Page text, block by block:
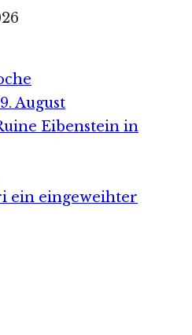
August
Eibenstein in
ein eingeweihter